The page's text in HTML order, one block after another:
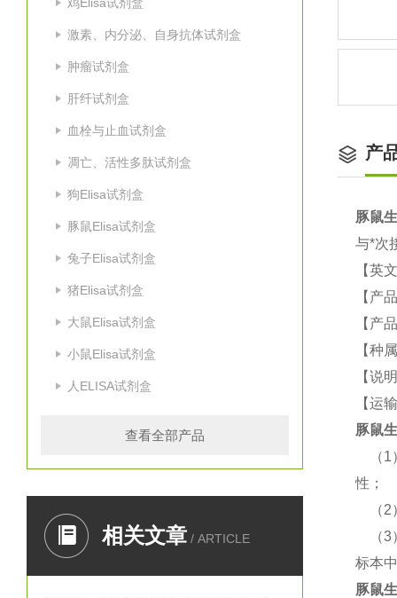
激素、内分泌、自身抗体试剂盒
肿瘤试剂盒
肝纤试剂盒
血栓与止血试剂盒
凋亡、活性多肽试剂盒
狗Elisa试剂盒
豚鼠Elisa试剂盒
兔子Elisa试剂盒
猪Elisa试剂盒
大鼠Elisa试剂盒
小鼠Elisa试剂盒
人ELISA试剂盒
查看全部产品
相关文章 / ARTICLE
产
豚鼠
与*次
【英
【产
【产
【种
【说
【运
豚鼠
（
性；
（
（
标本
豚鼠